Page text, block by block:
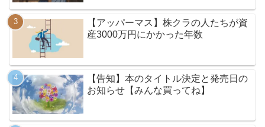
【アッパーマス】株クラの人たちが資
産3000万円にかかった年数
【告知】本のタイトル決定と発売日の
お知らせ【みんな買ってね】